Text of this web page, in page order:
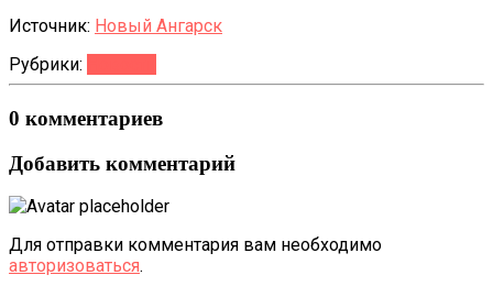
Источник: Новый Ангарск
Рубрики:
0 комментариев
Добавить комментарий
Для отправки комментария вам необходимо
авторизоваться.